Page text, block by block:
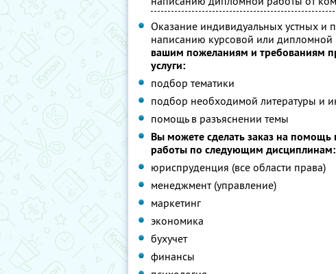
Оказание индивидуальных устных и
написанию курсовой или
вашим пожеланиям и требованиям
услуги:
подбор тематики
подбор необходимой литературы и
помощь в разъяснении темы
Вы можете сделать заказ на
работы по следующим дисциплинам:
юриспруденция (все области права)
менеджмент (управление)
маркетинг
экономика
бухучет
финансы